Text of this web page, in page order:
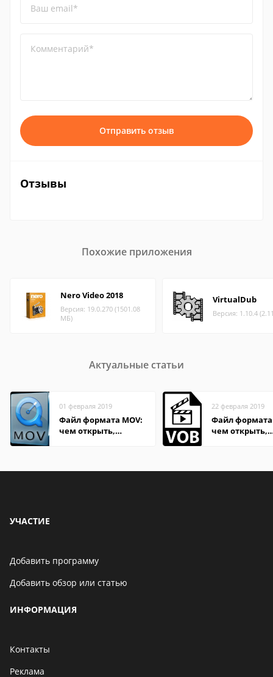
Ваш email*
Комментарий*
Отправить отзыв
Отзывы
Похожие приложения
Nero Video 2018
Версия: 19.0.270 (1501.08
МБ)
VirtualDub
Версия: 1.10.4
Актуальные статьи
01 февраля 2019
Файл формата MOV:
чем открыть,
22 февраля 2019
Файл формата
чем открыть,
УЧАСТИЕ
Добавить программу
Добавить обзор или статью
ИНФОРМАЦИЯ
Контакты
Реклама